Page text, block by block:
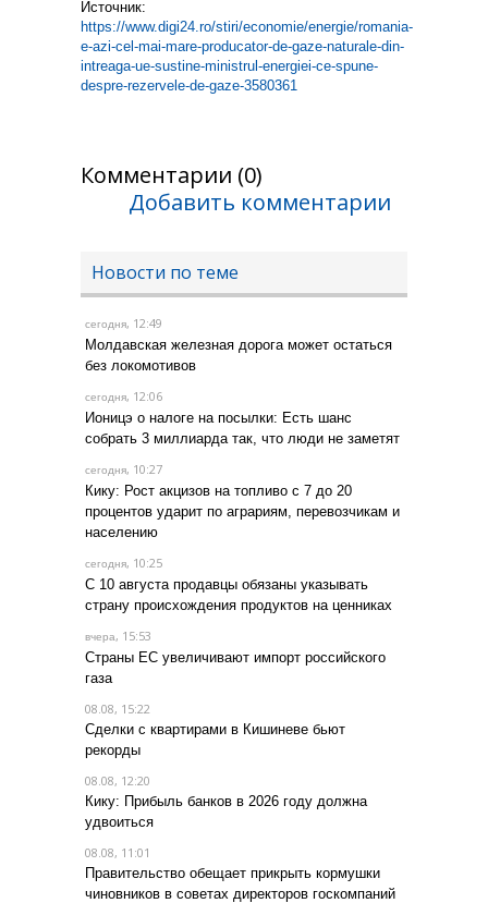
Источник:
https://www.digi24.ro/stiri/economie/energie/romania-
e-azi-cel-mai-mare-producator-de-gaze-naturale-din-
intreaga-ue-sustine-ministrul-energiei-ce-spune-
despre-rezervele-de-gaze-3580361
Комментарии (0)
Добавить комментарии
Новости по теме
сегодня, 12:49
Молдавская железная дорога может остаться
без локомотивов
сегодня, 12:06
Ионицэ о налоге на посылки: Есть шанс
собрать 3 миллиарда так, что люди не заметят
сегодня, 10:27
Кику: Рост акцизов на топливо с 7 до 20
процентов ударит по аграриям, перевозчикам и
населению
сегодня, 10:25
С 10 августа продавцы обязаны указывать
страну происхождения продуктов на ценниках
вчера, 15:53
Страны ЕС увеличивают импорт российского
газа
08.08, 15:22
Сделки с квартирами в Кишиневе бьют
рекорды
08.08, 12:20
Кику: Прибыль банков в 2026 году должна
удвоиться
08.08, 11:01
Правительство обещает прикрыть кормушки
чиновников в советах директоров госкомпаний